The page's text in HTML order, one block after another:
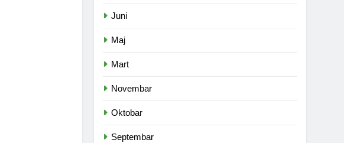
Juni
Maj
Mart
Novembar
Oktobar
Septembar